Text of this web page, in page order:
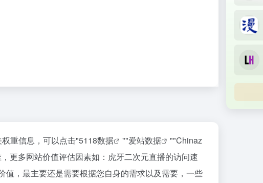
重信息，可以点击"5118数据 ""爱站数据 ""Chinaz
更多网站价值评估因素如：虎牙二次元直播的访问速
，最主要还是需要根据您自身的需求以及需要，一些